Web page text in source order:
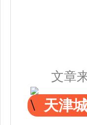
文章
天津